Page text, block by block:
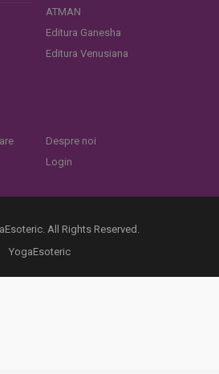
ATMAN
Editura Ganesha
Editura Venusiana
Despre noi
Login
All Rights Reserved.
YogaEsoteric